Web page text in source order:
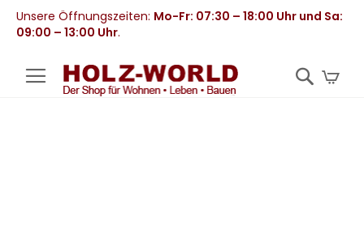
Unsere Öffnungszeiten: Mo-Fr: 07:30 – 18:00 Uhr und Sa:
09:00 – 13:00 Uhr.